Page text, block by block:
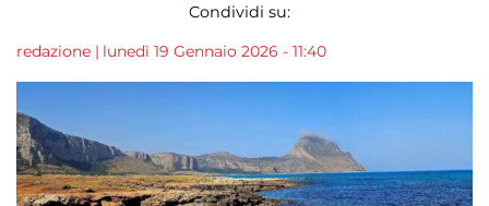
Condividi su:
redazione | lunedì 19 Gennaio 2026 - 11:40